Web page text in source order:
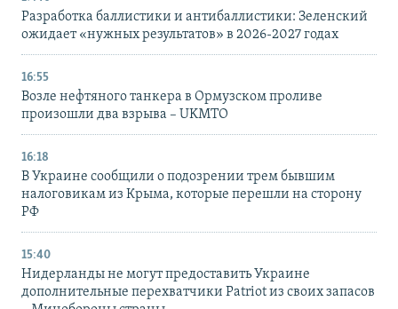
Разработка баллистики и антибаллистики: Зеленский
ожидает «нужных результатов» в 2026-2027 годах
16:55
Возле нефтяного танкера в Ормузском проливе
произошли два взрыва – UKMTO
16:18
В Украине сообщили о подозрении трем бывшим
налоговикам из Крыма, которые перешли на сторону
РФ
15:40
Нидерланды не могут предоставить Украине
дополнительные перехватчики Patriot из своих запасов